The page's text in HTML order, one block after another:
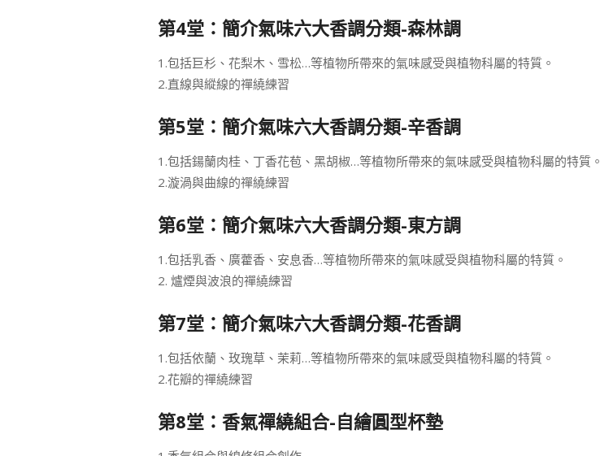
第4堂：簡介氣味六大香調分類-森林調
1.包括巨杉、花梨木、雪松…等植物所帶來的氣味感受與植物科屬的特質。
2.直線與縱線的禪繞練習
第5堂：簡介氣味六大香調分類-辛香調
1.包括鍚蘭肉桂、丁香花苞、黑胡椒…等植物所帶來的氣味感受與植物科屬的特質。
2.漩渦與曲線的禪繞練習
第6堂：簡介氣味六大香調分類-東方調
1.包括乳香、廣藿香、安息香…等植物所帶來的氣味感受與植物科屬的特質。
2. 爐煙與波浪的禪繞練習
第7堂：簡介氣味六大香調分類-花香調
1.包括依蘭、玫瑰草、茉莉…等植物所帶來的氣味感受與植物科屬的特質。
2.花瓣的禪繞練習
第8堂：香氣禪繞組合-自繪圓型杯墊